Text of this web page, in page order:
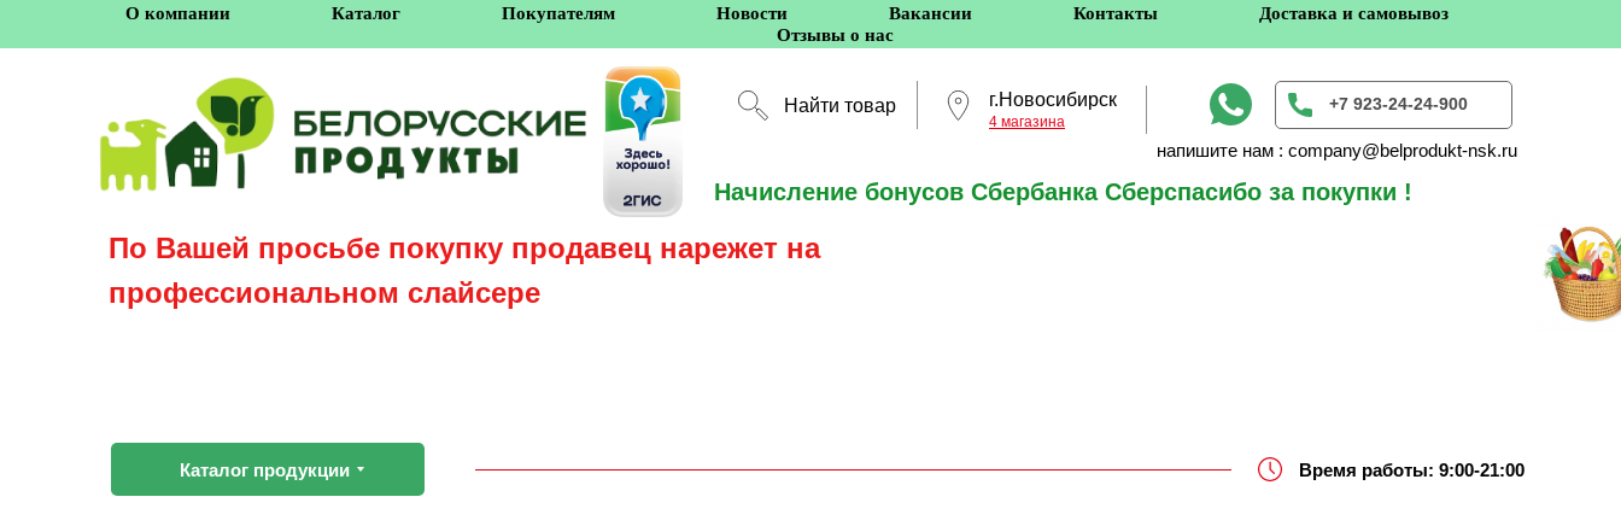
О компании Каталог Покупателям Новости Вакансии Контакты
Доставка и самовывоз
Отзывы о нас
г.Новосибирск +7 923-24-24-900
Найти товар
4 магазина
Начисление бонусов Сбербанка Сберспасибо за покупки !
напишите нам : company@belprodukt-nsk.ru
По Вашей просьбе покупку продавец нарежет на
профессиональном слайсере
Каталог продукции Время работы: 9:00-21:00